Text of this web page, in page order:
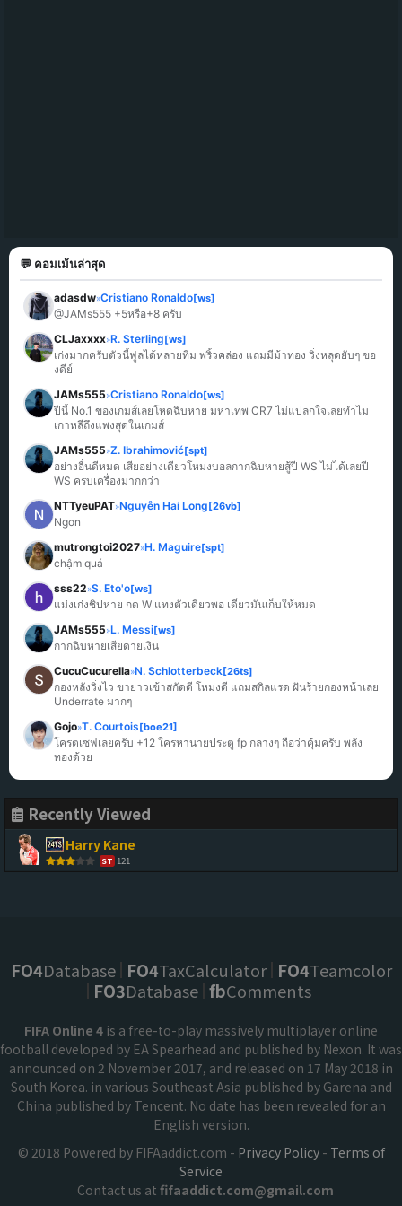
💬 คอมเม้นล่าสุด
adasdw»Cristiano Ronaldo[ws]
@JAMs555 +5หรือ+8 ครับ
CLJaxxxx»R. Sterling[ws]
เก่งมากครับตัวนี้ฟูลได้หลายทีม พริ้วคล่อง แถมมีม้าทอง วิ่งหลุดยับๆ ขอ
งดีย์
JAMs555»Cristiano Ronaldo[ws]
ปีนี้ No.1 ของเกมส์เลยโหดฉิบหาย มหาเทพ CR7 ไม่แปลกใจเลยทำไม
เกาหลีถึงแพงสุดในเกมส์
JAMs555»Z. Ibrahimović[spt]
อย่างอื่นดีหมด เสียอย่างเดียวโหม่งบอลกากฉิบหายสู้ปี WS ไม่ได้เลยปี
WS ครบเครื่องมากกว่า
NTTyeuPAT»Nguyễn Hai Long[26vb]
Ngon
mutrongtoi2027»H. Maguire[spt]
chậm quá
sss22»S. Eto'o[ws]
แม่งเก่งชิปหาย กด W แทงตัวเดียวพอ เดี๋ยวมันเก็บให้หมด
JAMs555»L. Messi[ws]
กากฉิบหายเสียดายเงิน
CucuCucurella»N. Schlotterbeck[26ts]
กองหลังวิ่งไว ขายาวเข้าสกัดดี โหม่งดี แถมสกิลแรด ฝันร้ายกองหน้าเลย
Underrate มากๆ
Gojo»T. Courtois[boe21]
โครตเซฟเลยครับ +12 ใครหานายประตู fp กลางๆ ถือว่าคุ้มครับ พลัง
ทองด้วย
Recently Viewed
Harry Kane
ST 121
FO4Database FO4TaxCalculator FO4Teamcolor
FO3Database fbComments
FIFA Online 4 is a free-to-play massively multiplayer online
football developed by EA Spearhead and published by Nexon. It was
announced on 2 November 2017, and released on 17 May 2018 in
South Korea. in various Southeast Asia published by Garena and
China published by Tencent. No date has been revealed for an
English version.
© 2018 Powered by FIFAaddict.com - Privacy Policy- Terms of
Service
Contact us at fifaaddict.com@gmail.com